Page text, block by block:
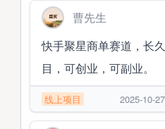
曹先生
快手聚星商单赛道，长
目，可创业，可副业。
线上项目 2025-10-